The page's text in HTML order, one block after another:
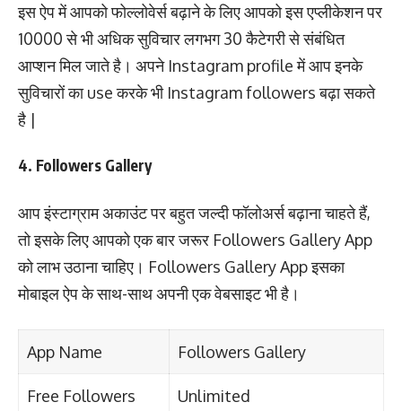
इस ऐप में आपको फोल्लोवेर्स बढ़ाने के लिए आपको इस एप्लीकेशन पर
10000 से भी अधिक सुविचार लगभग 30 कैटेगरी से संबंधित
आप्शन मिल जाते है। अपने Instagram profile में आप इनके
सुविचारों का use करके भी Instagram followers बढ़ा सकते
है |
4. Followers Gallery
आप इंस्टाग्राम अकाउंट पर बहुत जल्दी फॉलोअर्स बढ़ाना चाहते हैं,
तो इसके लिए आपको एक बार जरूर Followers Gallery App
को लाभ उठाना चाहिए। Followers Gallery App इसका
मोबाइल ऐप के साथ-साथ अपनी एक वेबसाइट भी है।
App Name Followers Gallery
Free Followers Unlimited